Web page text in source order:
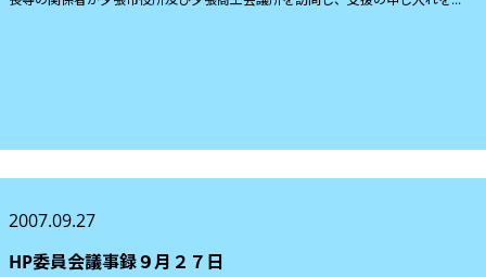
2007.09.27
HP委員会議事録９月２７日